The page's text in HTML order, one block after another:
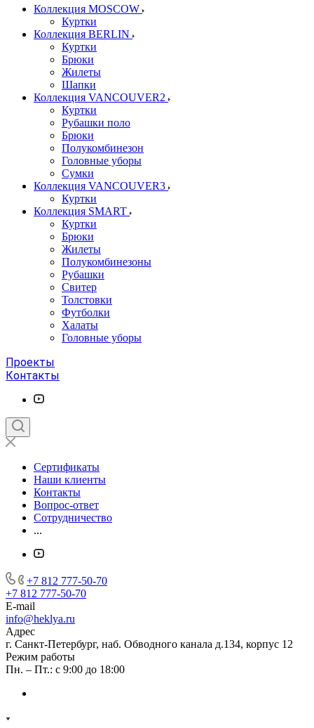
Коллекция MOSCOW
Куртки
Коллекция BERLIN
Куртки
Брюки
Жилеты
Шапки
Коллекция VANCOUVER2
Куртки
Рубашки поло
Брюки
Полукомбинезон
Головные уборы
Сумки
Коллекция VANCOUVER3
Куртки
Коллекция SMART
Куртки
Брюки
Жилеты
Полукомбинезоны
Рубашки
Свитер
Толстовки
Футболки
Халаты
Головные уборы
Проекты
Контакты
Сертификаты
Наши клиенты
Контакты
Вопрос-ответ
Сотрудничество
...
+7 812 777-50-70
+7 812 777-50-70
E-mail
info@heklya.ru
Адрес
г. Санкт-Петербург, наб. Обводного канала д.134, корпус 12
Режим работы
Пн. – Пт.: с 9:00 до 18:00